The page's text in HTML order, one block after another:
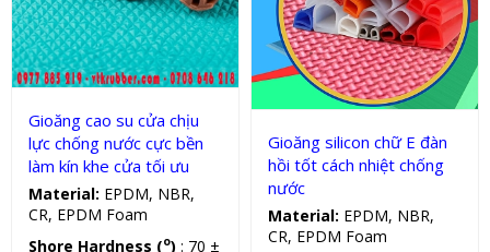
Gioăng cao su cửa
Gioăng cao su cửa chịu
lực chống nước cực bền
làm kín khe cửa tối ưu
Material: EPDM, NBR,
CR, EPDM Foam
Shore Hardness (o) : 70 ±
Gioăng silicon, cao su chữ E
Gioăng silicon chữ E đàn
hồi tốt cách nhiệt chống
nước
Material: EPDM, NBR,
CR, EPDM Foam